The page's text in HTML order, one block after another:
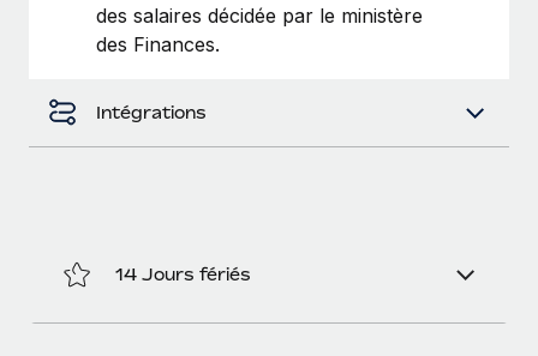
Comment Phiture gère ses 55 employés
répartis dans 19 pays grâce à Remote
croissance mobile internationale, encourage les...
des salaires décidée par le ministère
des Finances.
Intégrations
14 Jours fériés